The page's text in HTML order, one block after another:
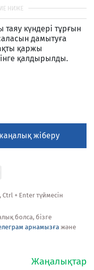
күндері тұрғын
дамытуға
қаржы
қалдырылды.
жіберу
+ Enter түймесін
болса, бізге
арнамызға және